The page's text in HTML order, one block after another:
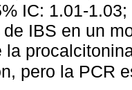
IC: 1.01-
IBS en un
la
pero la PCR